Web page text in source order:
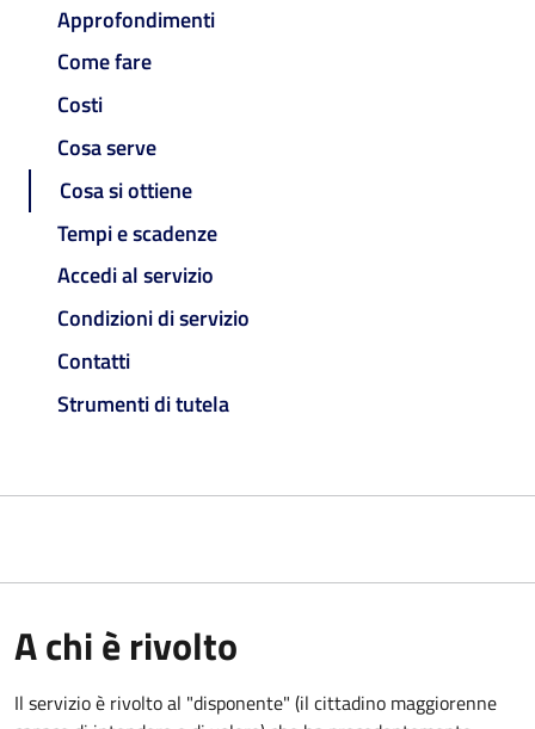
Approfondimenti
Come fare
Costi
Cosa serve
Cosa si ottiene
Tempi e scadenze
Accedi al servizio
Condizioni di servizio
Contatti
Strumenti di tutela
A chi è rivolto
Il servizio è rivolto al "disponente" (il cittadino maggiorenne